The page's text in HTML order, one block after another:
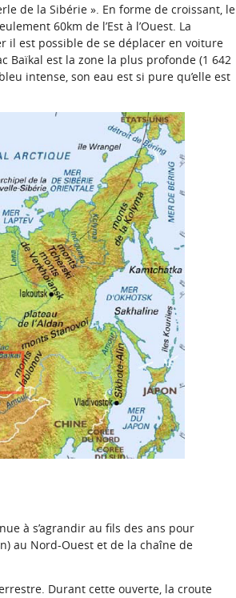
de la Sibérie ». En forme de croissant, le
60km de l’Est à l’Ouest. La
il est possible de se déplacer en voiture
Baïkal est la zone la plus profonde (1 642
intense, son eau est si pure qu’elle est
à s’agrandir au fils des ans pour
au Nord-Ouest et de la chaîne de
Durant cette ouverte, la croute